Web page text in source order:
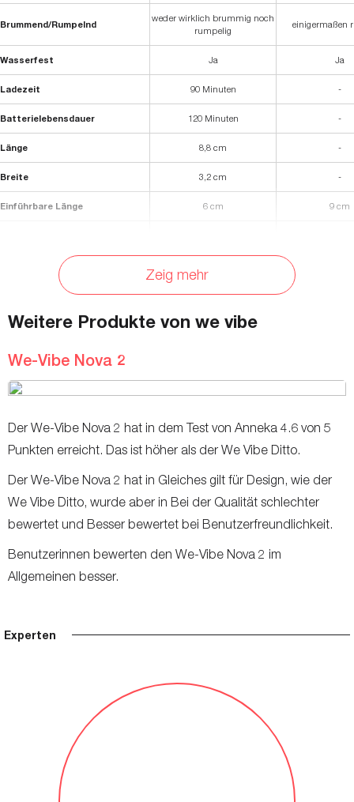
Brummend/Rumpelnd
weder wirklich brummig noch
rumpelig
einigermaßen
Wasserfest Ja Ja
Ladezeit 90 Minuten -
Batterielebensdauer 120 Minuten -
Länge 8,8 cm -
Breite 3,2 cm -
Einführbare Länge 6 cm 9 cm
Vibrationsmodi
Wiederaufladbar Ja
Gewicht - 290
Vibrationsmuster -
Materialien -
Zeig mehr
Weitere Produkte von we vibe
We-Vibe Nova 2
Der We-Vibe Nova 2 hat in dem Test von Anneka 4.6 von 5
Punkten erreicht. Das ist höher als der We Vibe Ditto.
Der We-Vibe Nova 2 hat in Gleiches gilt für Design, wie der
We Vibe Ditto, wurde aber in Bei der Qualität schlechter
bewertet und Besser bewertet bei Benutzerfreundlichkeit.
Benutzerinnen bewerten den We-Vibe Nova 2 im
Allgemeinen besser.
Experten